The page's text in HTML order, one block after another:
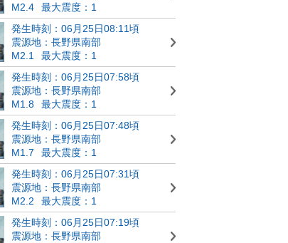
M2.4
最大震度：1
発生時刻：06月25日08:11頃
震源地：長野県南部
M2.1
最大震度：1
発生時刻：06月25日07:58頃
震源地：長野県南部
M1.8
最大震度：1
発生時刻：06月25日07:48頃
震源地：長野県南部
M1.7
最大震度：1
発生時刻：06月25日07:31頃
震源地：長野県南部
M2.2
最大震度：1
発生時刻：06月25日07:19頃
震源地：長野県南部